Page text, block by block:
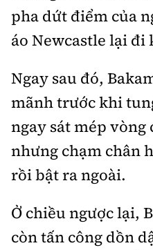
pha dứt điểm của
áo Newcastle lại
Ngay sau đó,
mãnh trước khi
ngay sát mép vòng
nhưng chạm chân
rồi bật ra ngoài.
Ở chiều ngược lại,
còn tấn công dồn